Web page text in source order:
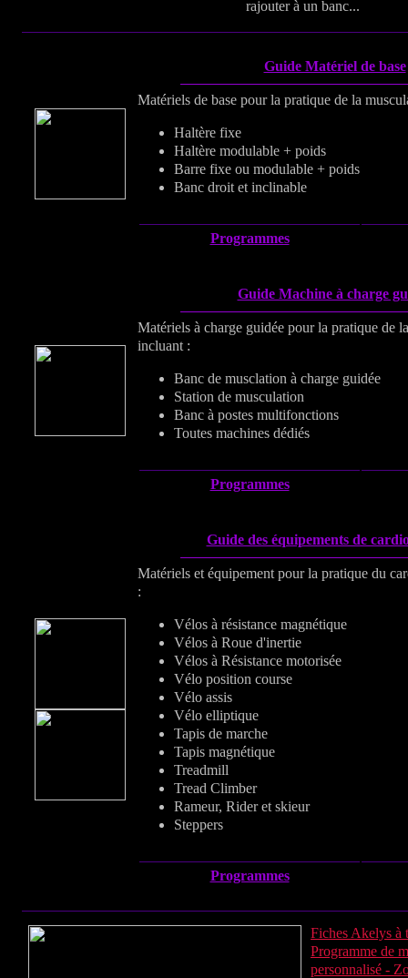
rajouter à un banc...
Guide Matériel de base
Matériels de base pour la pratique de la
Haltère fixe
Haltère modulable + poids
Barre fixe ou modulable + poids
Banc droit et inclinable
Programmes
Guide Machine à charge
Matériels à charge guidée pour la pratique de
incluant :
Banc de musclation à charge guidée
Station de musculation
Banc à postes multifonctions
Toutes machines dédiés
Programmes
Guide des équipements de
Matériels et équipement pour la pratique du
:
Vélos à résistance magnétique
Vélos à Roue d'inertie
Vélos à Résistance motorisée
Vélo position course
Vélo assis
Vélo elliptique
Tapis de marche
Tapis magnétique
Treadmill
Tread Climber
Rameur, Rider et skieur
Steppers
Programmes
Fiches Akelys à
Programme de
personnalisé -